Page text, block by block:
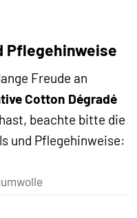
Pflegehinweise
Freude an
Cotton Dégradé
beachte bitte die
und Pflegehinweise: